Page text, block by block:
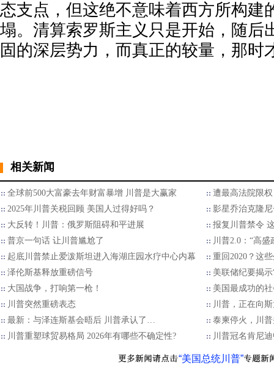
态支点，但这绝不意味着西方所构建
塌。清算索罗斯主义只是开始，随后
固的深层势力，而真正的较量，那时
相关新闻
全球前500大富豪去年财富暴增 川普是大赢家
遭最高法院限
2025年川普关税回顾 美国人过得好吗？
影星乔治克隆
大反转！川普：俄罗斯阻碍和平进展
报复川普禁令
普京一句话 让川普尴尬了
川普2.0：“高盛
起底川普禁止爱泼斯坦进入海湖庄园水疗中心内幕
重回2020？这
泽伦斯基释放重磅信号
美联储纪要揭
大国战争，打响第一枪！
美国最成功的
川普突然重磅表态
川普，正在向
最新：与泽连斯基会晤后 川普承认了…
泰柬停火，川
川普重塑球贸易格局 2026年有哪些不确定性?
川普冠名肯尼
“美国总统川普”